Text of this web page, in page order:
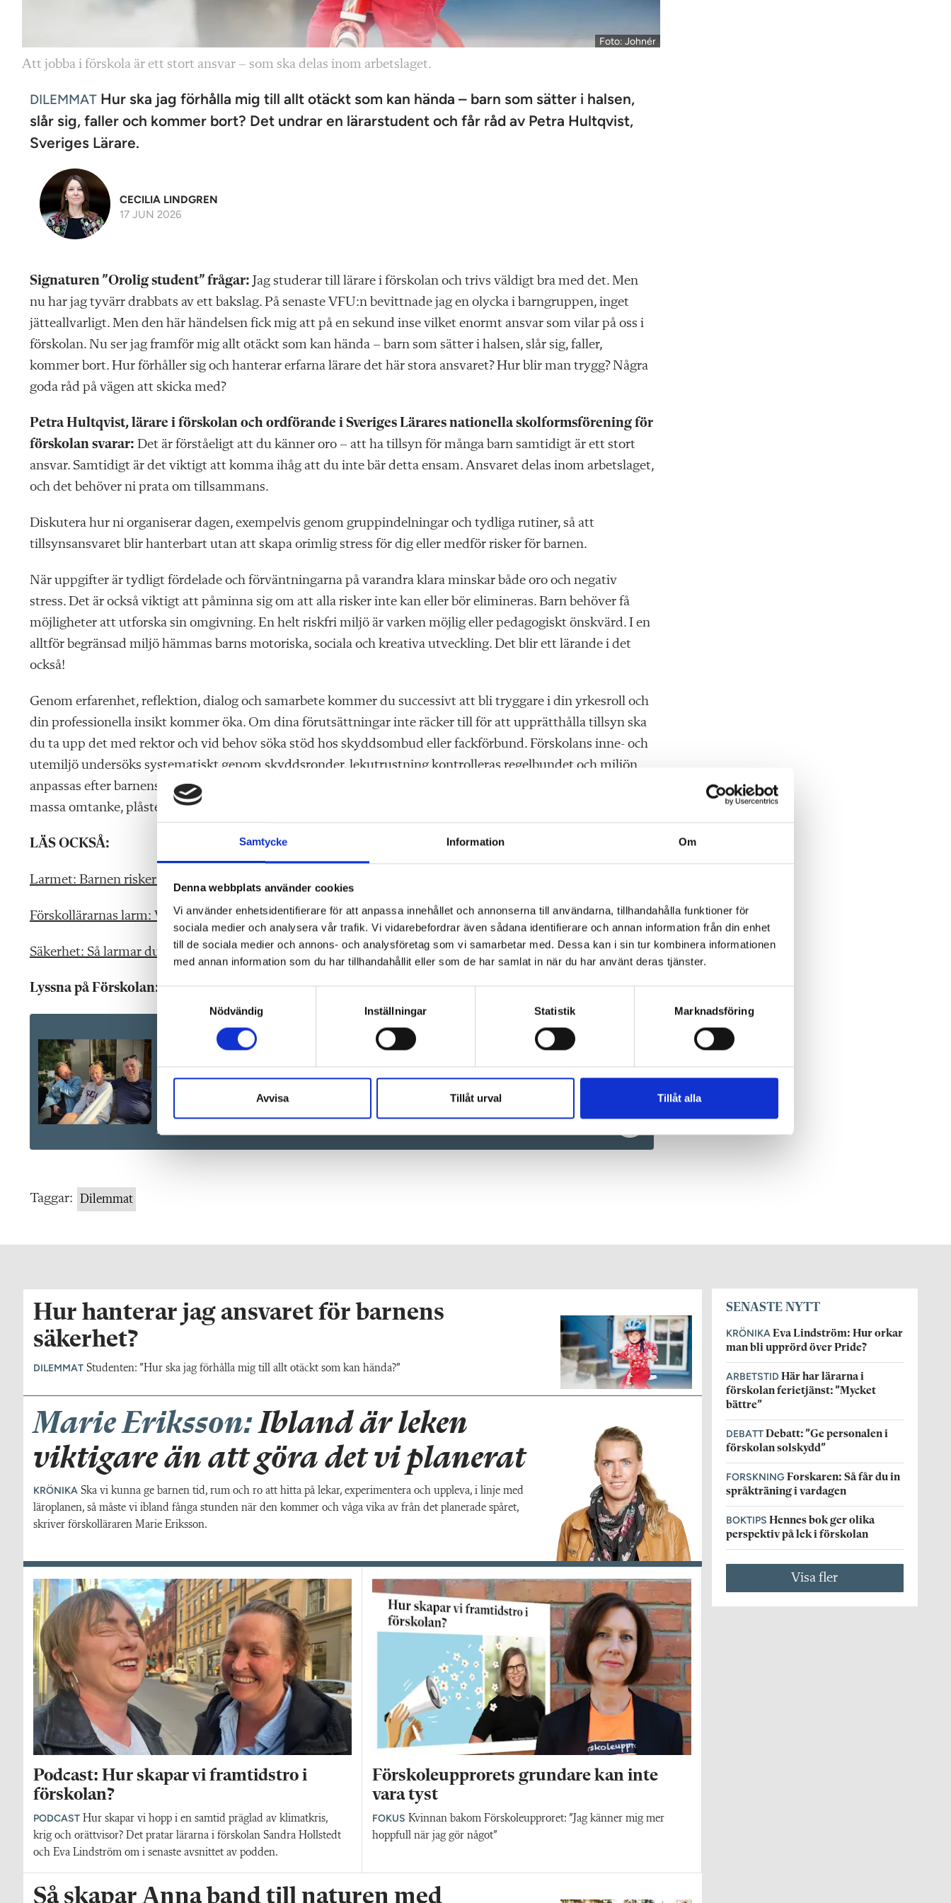
Samtycke Information Om
Denna webbplats använder cookies
Vi använder enhetsidentifierare för att anpassa innehållet och annonserna till användarna, tillhandahålla funktioner för
sociala medier och analysera vår trafik. Vi vidarebefordrar även sådana identifierare och annan information från din enhet
till de sociala medier och annons- och analysföretag som vi samarbetar med. Dessa kan i sin tur kombinera informationen
med annan information som du har tillhandahållit eller som de har samlat in när du har använt deras tjänster.
S
a
s
v
Nödvändig Inställningar Statistik Marknadsföring
Avvisa Tillåt urval Tillåt alla
Foto: Johnér
Att jobba i förskola är ett stort ansvar – som ska delas inom arbetslaget.
DILEMMAT Hur ska jag förhålla mig till allt otäckt som kan hända – barn som sätter i halsen,
slår sig, faller och kommer bort? Det undrar en lärarstudent och får råd av Petra Hultqvist,
Sveriges Lärare.
CECILIA LINDGREN
17 JUN 2026
Signaturen ”Orolig student” frågar: Jag studerar till lärare i förskolan och trivs väldigt bra med det. Men
nu har jag tyvärr drabbats av ett bakslag. På senaste VFU:n bevittnade jag en olycka i barngruppen, inget
jätteallvarligt. Men den här händelsen fick mig att på en sekund inse vilket enormt ansvar som vilar på oss i
förskolan. Nu ser jag framför mig allt otäckt som kan hända – barn som sätter i halsen, slår sig, faller,
kommer bort. Hur förhåller sig och hanterar erfarna lärare det här stora ansvaret? Hur blir man trygg? Några
goda råd på vägen att skicka med?
Petra Hultqvist, lärare i förskolan och ordförande i Sveriges Lärares nationella skolformsförening för
förskolan svarar: Det är förståeligt att du känner oro – att ha tillsyn för många barn samtidigt är ett stort
ansvar. Samtidigt är det viktigt att komma ihåg att du inte bär detta ensam. Ansvaret delas inom arbetslaget,
och det behöver ni prata om tillsammans.
Diskutera hur ni organiserar dagen, exempelvis genom gruppindelningar och tydliga rutiner, så att
tillsynsansvaret blir hanterbart utan att skapa orimlig stress för dig eller medför risker för barnen.
När uppgifter är tydligt fördelade och förväntningarna på varandra klara minskar både oro och negativ
stress. Det är också viktigt att påminna sig om att alla risker inte kan eller bör elimineras. Barn behöver få
möjligheter att utforska sin omgivning. En helt riskfri miljö är varken möjlig eller pedagogiskt önskvärd. I en
alltför begränsad miljö hämmas barns motoriska, sociala och kreativa utveckling. Det blir ett lärande i det
också!
Genom erfarenhet, reflektion, dialog och samarbete kommer du successivt att bli tryggare i din yrkesroll och
din professionella insikt kommer öka. Om dina förutsättningar inte räcker till för att upprätthålla tillsyn ska
du ta upp det med rektor och vid behov söka stöd hos skyddsombud eller fackförbund. Förskolans inne- och
utemiljö undersöks systematiskt genom skyddsronder, lekutrustning kontrolleras regelbundet och miljön
anpassas efter barnens ålder och mognad. Trots detta kan olyckor inträffa och då tas de om hand med en
massa omtanke, plåster och kramar. Lycka till!
LÄS OCKSÅ:
Larmet: Barnen riskerar att skadas varje dag
Förskollärarnas larm: Vi klarar inte tillsynen av barnen
Säkerhet: Så larmar du om brister
Lyssna på Förskolan:
Taggar: Dilemmat
Hur hanterar jag ansvaret för barnens
säkerhet?
DILEMMAT Studenten: ”Hur ska jag förhålla mig till allt otäckt som kan hända?”
Marie Eriksson:Ibland är leken
viktigare än att göra det vi planerat
KRÖNIKA Ska vi kunna ge barnen tid, rum och ro att hitta på lekar, experimentera och uppleva, i linje med
läroplanen, så måste vi ibland fånga stunden när den kommer och våga vika av från det planerade spåret,
skriver förskolläraren Marie Eriksson.
Podcast: Hur skapar vi framtidstro i
förskolan?
PODCAST Hur skapar vi hopp i en samtid präglad av klimatkris,
krig och orättvisor? Det pratar lärarna i förskolan Sandra Hollstedt
och Eva Lindström om i senaste avsnittet av podden.
Förskoleupprorets grundare kan inte
vara tyst
FOKUS Kvinnan bakom Förskoleupproret: ”Jag känner mig mer
hoppfull när jag gör något”
Så skapar Anna band till naturen med
SENASTE NYTT
KRÖNIKA Eva Lindström: Hur orkar
man bli upprörd över Pride?
ARBETSTID Här har lärarna i
förskolan ferietjänst: ”Mycket
bättre”
DEBATT Debatt: ”Ge personalen i
förskolan solskydd”
FORSKNING Forskaren: Så får du in
språkträning i vardagen
BOKTIPS Hennes bok ger olika
perspektiv på lek i förskolan
Visa fler